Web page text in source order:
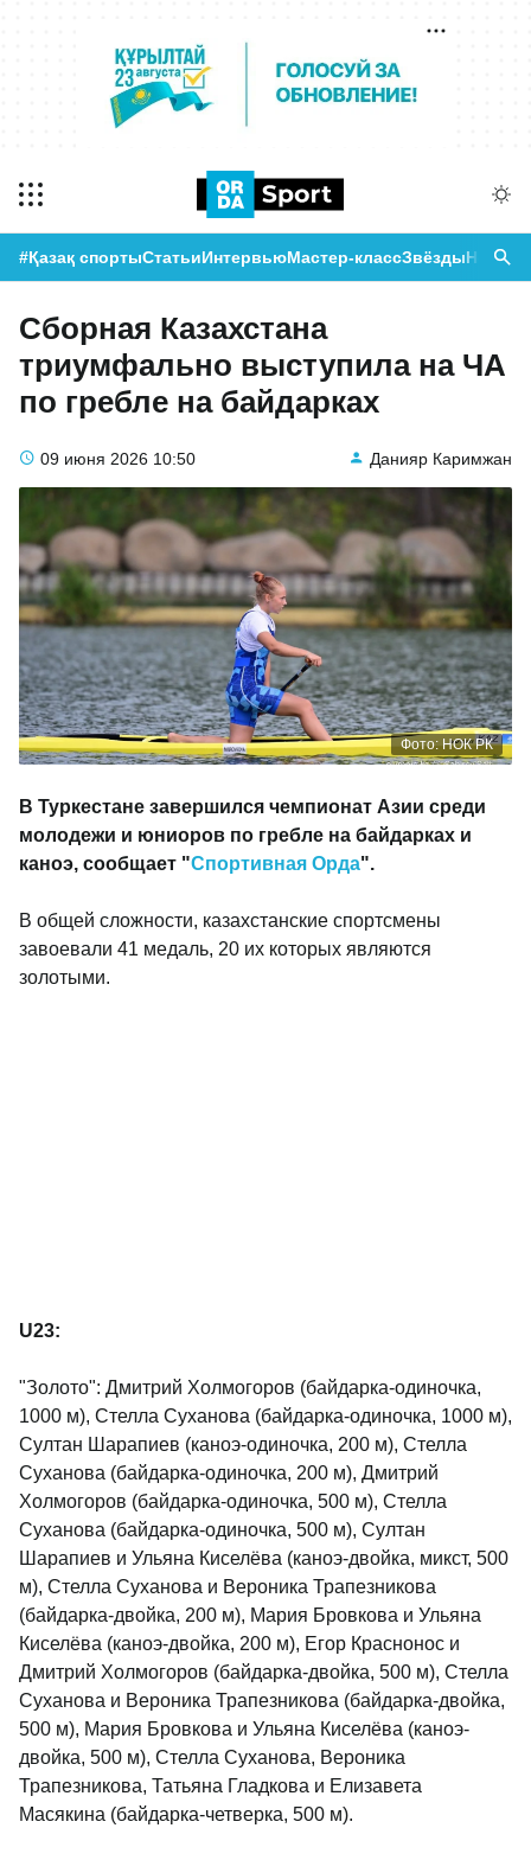
#Қазақ спортыСтатьиИнтервьюМастер-классЗвёзды
Сборная Казахстана
триумфально выступила на ЧА
по гребле на байдарках
09 июня 2026 10:50 Данияр Каримжан
Фото: НОК РК
В Туркестане завершился чемпионат Азии среди
молодежи и юниоров по гребле на байдарках и
каноэ, сообщает "Спортивная Орда".
В общей сложности, казахстанские спортсмены
завоевали 41 медаль, 20 их которых являются
золотыми.
U23:
"Золото": Дмитрий Холмогоров (байдарка-одиночка,
1000 м), Стелла Суханова (байдарка-одиночка, 1000 м),
Султан Шарапиев (каноэ-одиночка, 200 м), Стелла
Суханова (байдарка-одиночка, 200 м), Дмитрий
Холмогоров (байдарка-одиночка, 500 м), Стелла
Суханова (байдарка-одиночка, 500 м), Султан
Шарапиев и Ульяна Киселёва (каноэ-двойка, микст, 500
м), Стелла Суханова и Вероника Трапезникова
(байдарка-двойка, 200 м), Мария Бровкова и Ульяна
Киселёва (каноэ-двойка, 200 м), Егор Краснонос и
Дмитрий Холмогоров (байдарка-двойка, 500 м), Стелла
Суханова и Вероника Трапезникова (байдарка-двойка,
500 м), Мария Бровкова и Ульяна Киселёва (каноэ-
двойка, 500 м), Стелла Суханова, Вероника
Трапезникова, Татьяна Гладкова и Елизавета
Масякина (байдарка-четверка, 500 м).